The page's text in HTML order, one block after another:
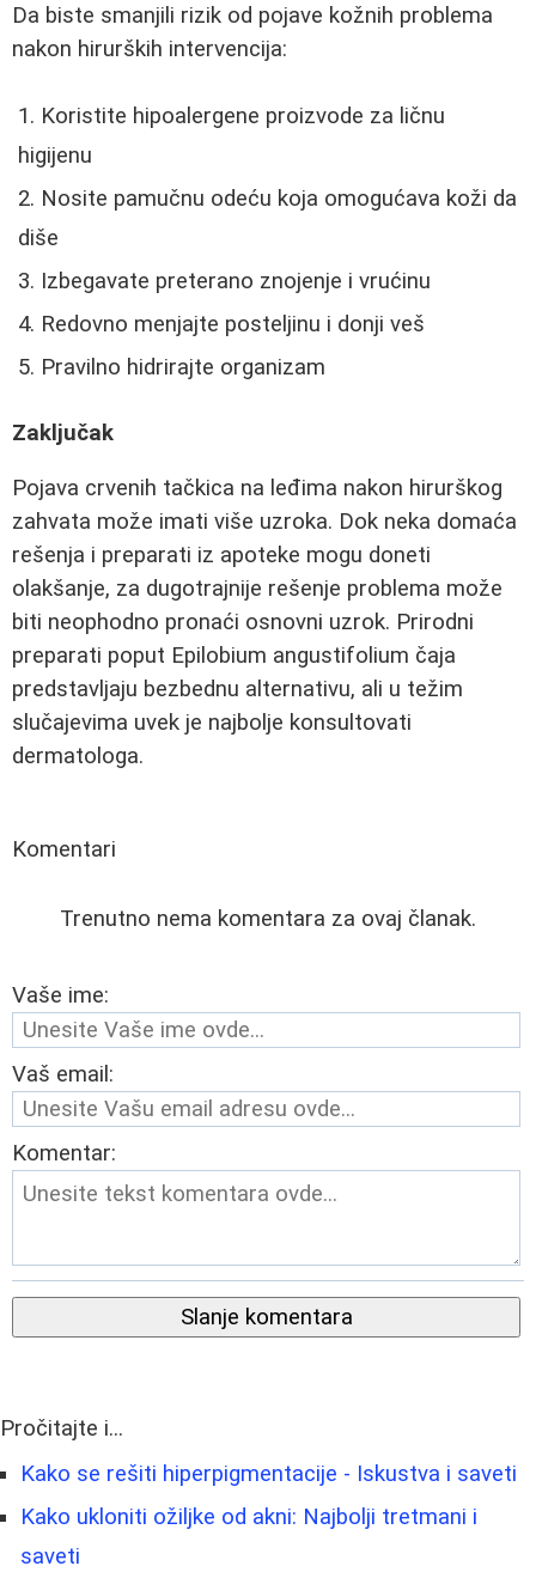
Da biste smanjili rizik od pojave kožnih problema
nakon hirurških intervencija:
Koristite hipoalergene proizvode za ličnu
higijenu
Nosite pamučnu odeću koja omogućava koži da
diše
Izbegavate preterano znojenje i vrućinu
Redovno menjajte posteljinu i donji veš
Pravilno hidrirajte organizam
Zaključak
Pojava crvenih tačkica na leđima nakon hirurškog
zahvata može imati više uzroka. Dok neka domaća
rešenja i preparati iz apoteke mogu doneti
olakšanje, za dugotrajnije rešenje problema može
biti neophodno pronaći osnovni uzrok. Prirodni
preparati poput Epilobium angustifolium čaja
predstavljaju bezbednu alternativu, ali u težim
slučajevima uvek je najbolje konsultovati
dermatologa.
Komentari
Trenutno nema komentara za ovaj članak.
Vaše ime:
Vaš email:
Komentar:
Slanje komentara
Pročitajte i...
Kako se rešiti hiperpigmentacije - Iskustva i saveti
Kako ukloniti ožiljke od akni: Najbolji tretmani i
saveti